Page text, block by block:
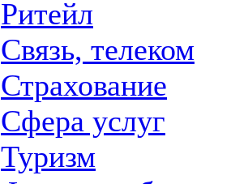
Ритейл
Связь, телеком
Страхование
Сфера услуг
Туризм